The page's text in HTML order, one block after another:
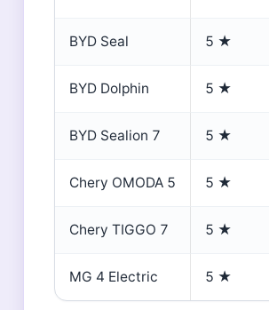
BYD Seal 5 ★
BYD Dolphin 5 ★
BYD Sealion 7 5 ★
Chery OMODA 5 5 ★
Chery TIGGO 7 5 ★
MG 4 Electric 5 ★